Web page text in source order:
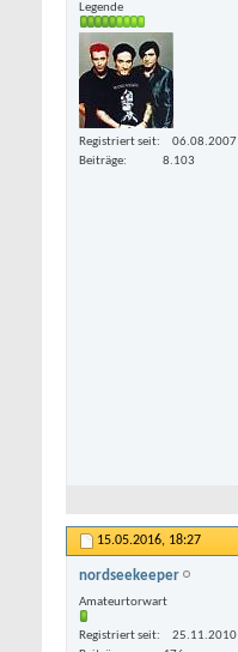
Legende
Registriert seit
06.08.2007
Beiträge
8.103
15.05.2016, 18:27
nordseekeeper
Amateurtorwart
Registriert seit
25.11.2010